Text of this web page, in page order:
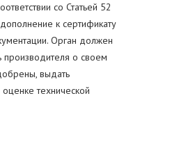
со Статьей 52
к сертификату
Орган должен
производителя о своем
выдать
технической